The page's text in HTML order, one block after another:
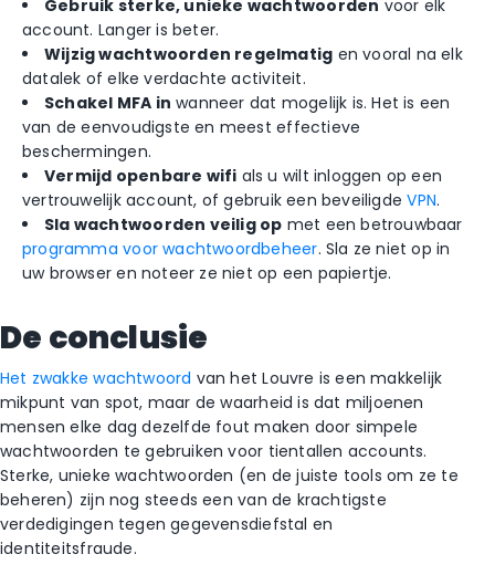
Gebruik sterke, unieke wachtwoorden voor elk
account. Langer is beter.
Wijzig wachtwoorden regelmatig en vooral na elk
datalek of elke verdachte activiteit.
Schakel MFA in wanneer dat mogelijk is. Het is een
van de eenvoudigste en meest effectieve
beschermingen.
Vermijd openbare wifi als u wilt inloggen op een
vertrouwelijk account, of gebruik een beveiligdeVPN.
Sla wachtwoorden veilig op met een betrouwbaar
programma voor wachtwoordbeheer. Sla ze niet op in
uw browser en noteer ze niet op een papiertje.
De conclusie
Het zwakke wachtwoord van het Louvre is een makkelijk
mikpunt van spot, maar de waarheid is dat miljoenen
mensen elke dag dezelfde fout maken door simpele
wachtwoorden te gebruiken voor tientallen accounts.
Sterke, unieke wachtwoorden (en de juiste tools om ze te
beheren) zijn nog steeds een van de krachtigste
verdedigingen tegen gegevensdiefstal en
identiteitsfraude.